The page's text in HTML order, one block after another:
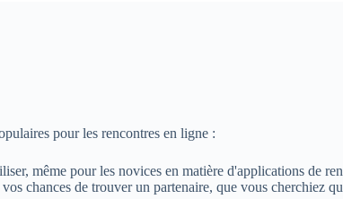
pour les rencontres en ligne :
même pour les novices en matière d'applications de
chances de trouver un partenaire, que vous cherchiez